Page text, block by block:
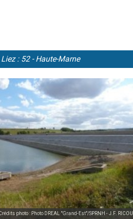
Liez : 52 - Haute-Marne
photo : Photo DREAL "Grand-Est"/SPRNH - J.F. RICOU